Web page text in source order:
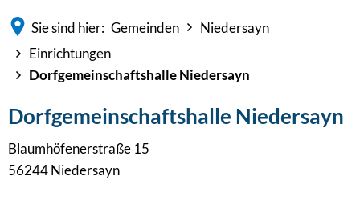
Sie sind hier: Gemeinden
Niedersayn
Einrichtungen
Dorfgemeinschaftshalle Niedersayn
Dorfgemeinschaftshalle Niedersayn
Blaumhöfenerstraße 15
56244 Niedersayn